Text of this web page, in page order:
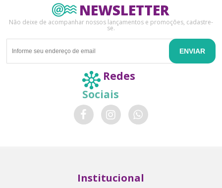
NEWSLETTER
Não deixe de acompanhar nossos lançamentos e promoções, cadastre-
se.
ENVIAR
Redes
Sociais
Institucional